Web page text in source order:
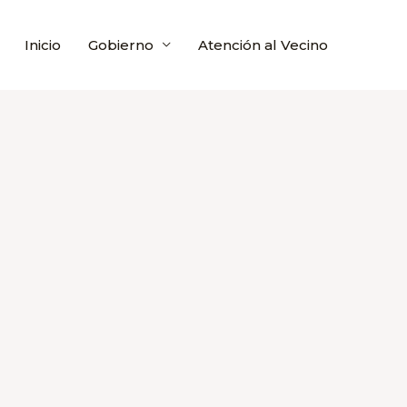
Inicio Gobierno Atención al Vecino